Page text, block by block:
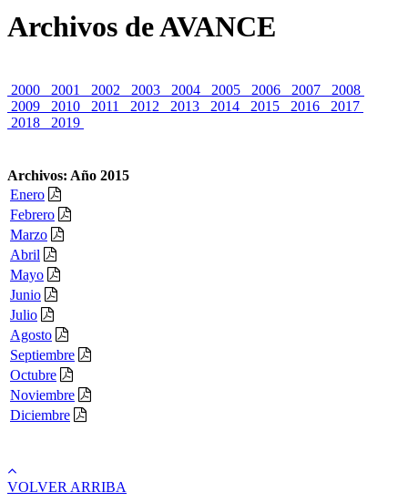
Archivos de AVANCE
2000 2001 2002 2003 2004 2005 2006 2007
2008
2009
2010 2011 2012 2013 2014 2015 2016
2017
2018
2019
Archivos: Año 2015
Enero
Febrero
Marzo
Abril
Mayo
Junio
Julio
Agosto
Septiembre
Octubre
Noviembre
Diciembre
VOLVER ARRIBA